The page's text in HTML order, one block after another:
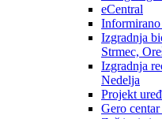
eCentral
Informirano
Izgradnja
Strmec,
Izgradnja
Nedelja
Projekt
Gero